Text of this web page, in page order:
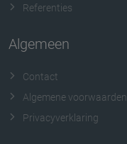
Referenties
Algemeen
Contact
Algemene voorwaarden
Privacyverklaring